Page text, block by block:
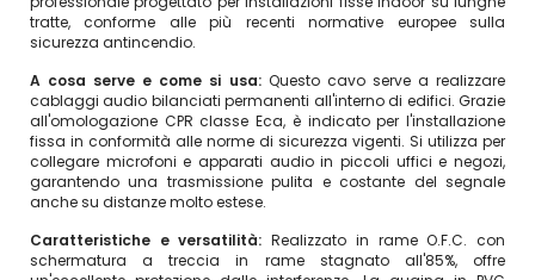
tratte, conforme alle più recenti normative europee sulla
sicurezza antincendio.
A cosa serve e come si usa: Questo cavo serve a realizzare
cablaggi audio bilanciati permanenti all'interno di edifici. Grazie
all'omologazione CPR classe Eca, è indicato per l'installazione
fissa in conformità alle norme di sicurezza vigenti. Si utilizza per
collegare microfoni e apparati audio in piccoli uffici e negozi,
garantendo una trasmissione pulita e costante del segnale
anche su distanze molto estese.
Caratteristiche e versatilità: Realizzato in rame O.F.C. con
schermatura a treccia in rame stagnato all'85%, offre